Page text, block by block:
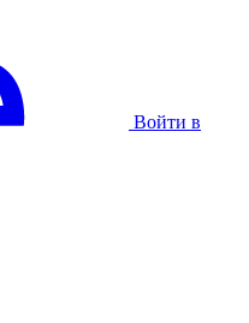
Войти в